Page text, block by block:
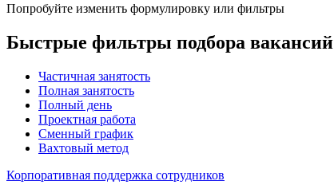
Попробуйте изменить формулировку или фильтры
Быстрые фильтры подбора вакансий
Частичная занятость
Полная занятость
Полный день
Проектная работа
Сменный график
Вахтовый метод
Корпоративная поддержка сотрудников